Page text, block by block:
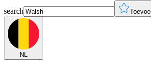
search
NL